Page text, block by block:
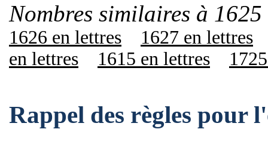
Nombres similaires à
1626 en lettres
1627 en lettres
en lettres
1615 en lettres
Rappel des règles pour